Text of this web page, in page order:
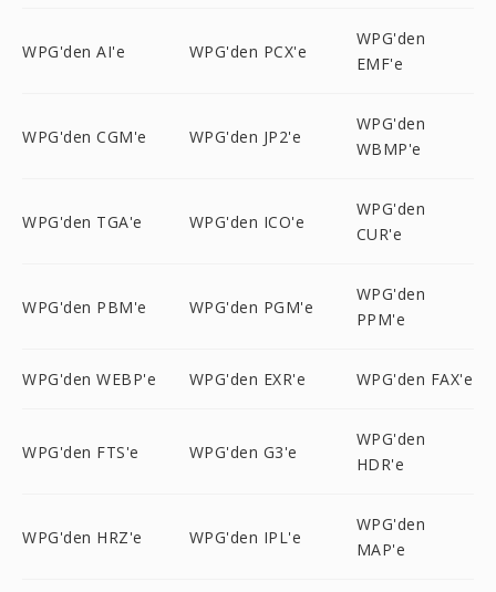
WPG'den AI'e WPG'den PCX'e
WPG'den
EMF'e
WPG'den CGM'e WPG'den JP2'e
WPG'den
WBMP'e
WPG'den TGA'e WPG'den ICO'e
WPG'den
CUR'e
WPG'den PBM'e WPG'den PGM'e
WPG'den
PPM'e
WPG'den WEBP'e WPG'den EXR'e WPG'den FAX'e
WPG'den FTS'e WPG'den G3'e
WPG'den
HDR'e
WPG'den HRZ'e WPG'den IPL'e
WPG'den
MAP'e